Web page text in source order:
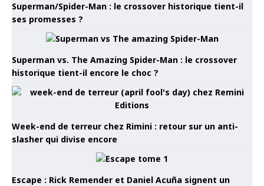
Superman/Spider-Man : le crossover historique tient-il
ses promesses ?
Superman vs. The Amazing Spider-Man : le crossover
historique tient-il encore le choc ?
Week-end de terreur chez Rimini : retour sur un anti-
slasher qui divise encore
Escape : Rick Remender et Daniel Acuña signent un